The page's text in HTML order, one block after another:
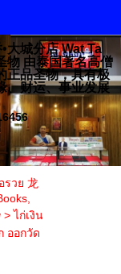
大城分店 Wat Ta
物 由泰国著名高僧
品圣物，具有极
、财运、事业发展
รวย 龙
>ไก่เงิน
ออกวัด